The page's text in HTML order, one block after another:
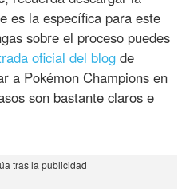
es la específica para este
sobre el proceso puedes
oficial del blog de
a Pokémon Champions en
son bastante claros e